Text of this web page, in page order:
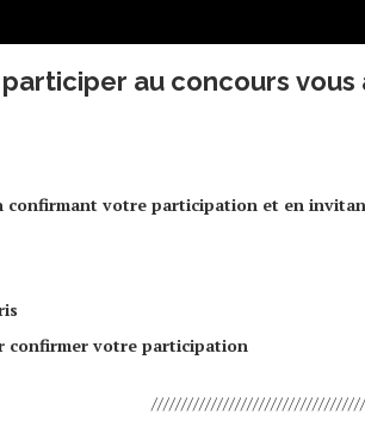
au concours vous
confirmant votre participation et en
confirmer votre participation